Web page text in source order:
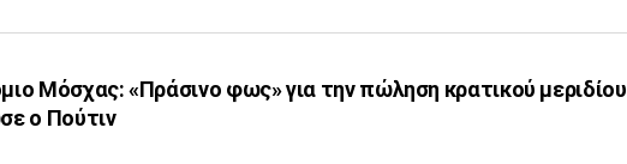
Μόσχας: «Πράσινο φως» για την πώληση κρατικού μεριδίου
ο Πούτιν